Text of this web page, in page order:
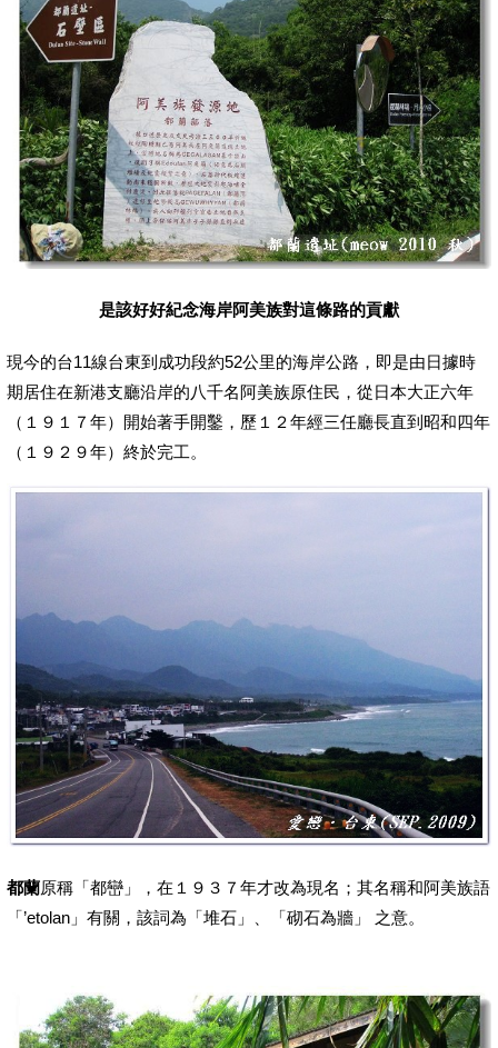
是該好好紀念海岸阿美族對這條路的貢獻
現今的台11線台東到成功段約52公里的海岸公路，即是由日據時
期居住在新港支廳沿岸的八千名阿美族原住民，從日本大正六年
（１９１７年）開始著手開鑿，歷１２年經三任廳長直到昭和四年
（１９２９年）終於完工。
都蘭原稱「都巒」，在１９３７年才改為現名；其名稱和阿美族語
「’etolan」有關，該詞為「堆石」、「砌石為牆」 之意。